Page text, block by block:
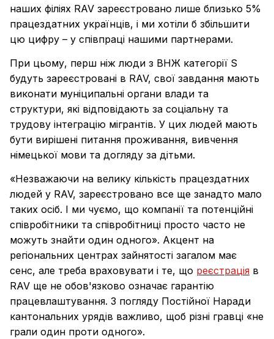
наших філіях RAV зареєстровано лише близько 5%
працездатних українців, і ми хотіли б збільшити
цю цифру – у співпраці нашими партнерами.
При цьому, перш ніж люди з ВНЖ категорії S
будуть зареєстровані в RAV, свої завдання мають
виконати муніципальні органи влади та
структури, які відповідають за соціальну та
трудову інтеграцію мігрантів. У цих людей мають
бути вирішені питання проживання, вивчення
німецької мови та догляду за дітьми.
«Незважаючи на велику кількість працездатних
людей у RAV, зареєстровано все ще занадто мало
таких осіб. І ми чуємо, що компанії та потенційні
співробітники та співробітниці просто часто не
можуть знайти один одного». Акцент на
регіональних центрах зайнятості загалом має
сенс, але треба враховувати і те, що реєстрація в
RAV ще не обов'язково означає гарантію
працевлаштування. З погляду Постійної Наради
кантональних урядів важливо, щоб різні гравці «не
грали один проти одного».